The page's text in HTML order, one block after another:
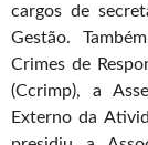
cargos de
Gestão.
Crimes de
(Ccrimp), a
Externo da